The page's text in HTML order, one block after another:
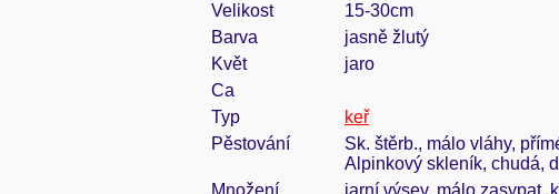
Velikost
15-30cm
Barva
jasně žlutý
Květ
jaro
Ca
Typ
keř
Pěstování
Sk. štěrb., málo vláhy,
Alpinkový skleník, chudá,
Množení
jarní výsev, málo zasypat,